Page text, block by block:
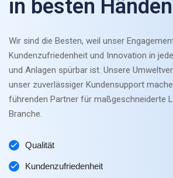
in besten Händen
Wir sind die Besten, weil unser
Kundenzufriedenheit und Innovation in
und Anlagen spürbar ist. Unsere
unser zuverlässiger Kundensupport
führenden Partner für maßgeschneiderte
Branche.
Qualität
Kundenzufriedenheit